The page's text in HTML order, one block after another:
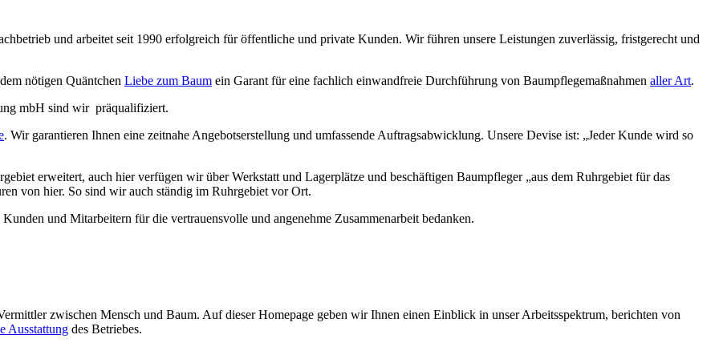
und arbeitet seit 1990 erfolgreich für öffentliche und private Kunden. Wir führen unsere Leistungen zuverlässig, fristgerecht und
nötigen Quäntchen Liebe zum Baum ein Garant für eine fachlich einwandfreie Durchführung von Baumpflegemaßnahmen aller Art.
mbH sind wir präqualifiziert.
. Wir garantieren Ihnen eine zeitnahe Angebotserstellung und umfassende Auftragsabwicklung. Unsere Devise ist: „Jeder Kunde wird so
erweitert, auch hier verfügen wir über Werkstatt und Lagerplätze und beschäftigen Baumpfleger „aus dem Ruhrgebiet für das
von hier. So sind wir auch ständig im Ruhrgebiet vor Ort.
und Mitarbeitern für die vertrauensvolle und angenehme Zusammenarbeit bedanken.
zwischen Mensch und Baum. Auf dieser Homepage geben wir Ihnen einen Einblick in unser Arbeitsspektrum, berichten von
Ausstattung des Betriebes.